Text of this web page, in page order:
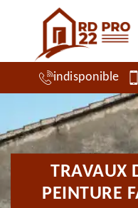
indisponible
TRAVAUX
PEINTURE